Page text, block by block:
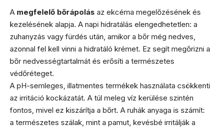
A megfelelő bőrápolás az ekcéma megelőzésének és
kezelésének alapja. A napi hidratálás elengedhetetlen: a
zuhanyzás vagy fürdés után, amikor a bőr még nedves,
azonnal fel kell vinni a hidratáló krémet. Ez segít megőrizni a
bőr nedvességtartalmát és erősíti a természetes
védőréteget.
A pH-semleges, illatmentes termékek használata csökkenti
az irritáció kockázatát. A túl meleg víz kerülése szintén
fontos, mivel ez kiszárítja a bőrt. A ruhák anyaga is számít:
a természetes szálak, mint a pamut, kevésbé irritálják a